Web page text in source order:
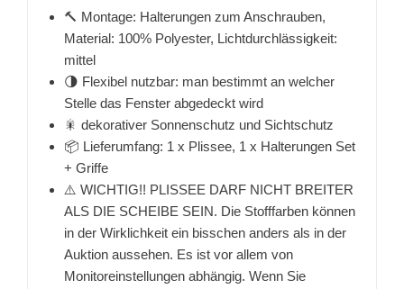
🔨 Montage: Halterungen zum Anschrauben,
Material: 100% Polyester, Lichtdurchlässigkeit:
mittel
🌗 Flexibel nutzbar: man bestimmt an welcher
Stelle das Fenster abgedeckt wird
🎇 dekorativer Sonnenschutz und Sichtschutz
📦 Lieferumfang: 1 x Plissee, 1 x Halterungen Set
+ Griffe
⚠️ WICHTIG!! PLISSEE DARF NICHT BREITER
ALS DIE SCHEIBE SEIN. Die Stofffarben können
in der Wirklichkeit ein bisschen anders als in der
Auktion aussehen. Es ist vor allem von
Monitoreinstellungen abhängig. Wenn Sie